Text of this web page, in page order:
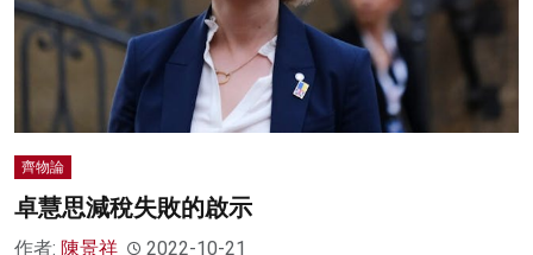
齊物論
卓慧思減稅失敗的啟示
作者: 陳景祥 2022-10-21